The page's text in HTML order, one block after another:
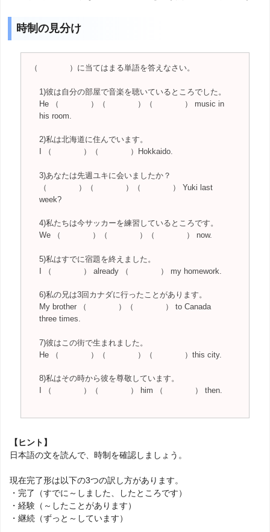
時制の見分け
（ ）に当てはまる単語を答えなさい。
1)彼は自分の部屋で音楽を聴いているところでした。
He （ ）（ ）（ ） music in
his room.
2)私は北海道に住んでいます。
I （ ）（ ）Hokkaido.
3)あなたは先週ユキに会いましたか？
（ ）（ ）（ ） Yuki last
week?
4)私たちは今サッカーを練習しているところです。
We （ ）（ ）（ ） now.
5)私はすでに宿題を終えました。
I （ ） already （ ） my homework.
6)私の兄は3回カナダに行ったことがあります。
My brother （ ）（ ） to Canada
three times.
7)彼はこの街で生まれました。
He （ ）（ ）（ ）this city.
8)私はその時から彼を尊敬しています。
I （ ）（ ） him （ ） then.
【ヒント】
日本語の文を読んで、時制を確認しましょう。
現在完了形は以下の3つの訳し方があります。
・完了（すでに～しました、したところです）
・経験（～したことがあります）
・継続（ずっと～しています）